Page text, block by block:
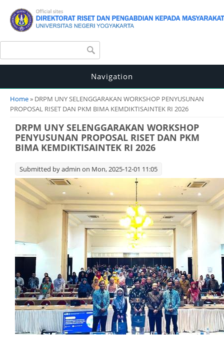
Search form
Navigation
You are here
Home» DRPM UNY SELENGGARAKAN WORKSHOP PENYUSUNAN
PROPOSAL RISET DAN PKM BIMA KEMDIKTISAINTEK RI 2026
DRPM UNY SELENGGARAKAN WORKSHOP
PENYUSUNAN PROPOSAL RISET DAN PKM
BIMA KEMDIKTISAINTEK RI 2026
Submitted byadmin on Mon, 2025-12-01 11:05